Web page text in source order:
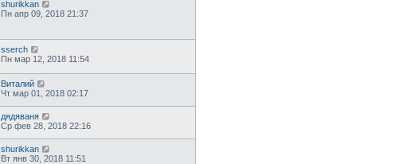
shurikkan
Пн апр 09, 2018 21:37
sserch
Пн мар 12, 2018 11:54
Виталий
Чт мар 01, 2018 02:17
дядяваня
Ср фев 28, 2018 22:16
shurikkan
Вт янв 30, 2018 11:51